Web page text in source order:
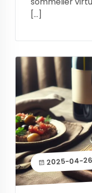
[…]
2025-04-26